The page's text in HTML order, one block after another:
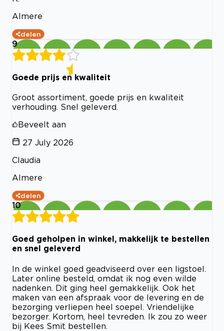
Almere
delen
9
Goede prijs en kwaliteit
Groot assortiment, goede prijs en kwaliteit
verhouding. Snel geleverd.
Beveelt aan
27 July 2026
Claudia
Almere
delen
10
Goed geholpen in winkel, makkelijk te bestellen
en snel geleverd
In de winkel goed geadviseerd over een ligstoel.
Later online besteld, omdat ik nog even wilde
nadenken. Dit ging heel gemakkelijk. Ook het
maken van een afspraak voor de levering en de
bezorging verliepen heel soepel. Vriendelijke
bezorger. Kortom, heel tevreden. Ik zou zo weer
bij Kees Smit bestellen.